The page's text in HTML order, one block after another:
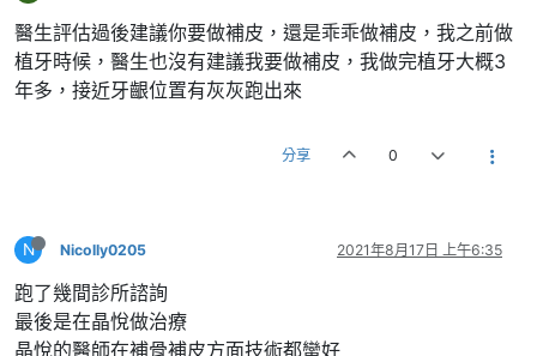
醫生評估過後建議你要做補皮，還是乖乖做補皮，我之前做
植牙時候，醫生也沒有建議我要做補皮，我做完植牙大概3
年多，接近牙齦位置有灰灰跑出來
分享 0
N Nicolly0205 2021年8月17日 上午6:35
跑了幾間診所諮詢
最後是在晶悅做治療
晶悅的醫師在補骨補皮方面技術都蠻好